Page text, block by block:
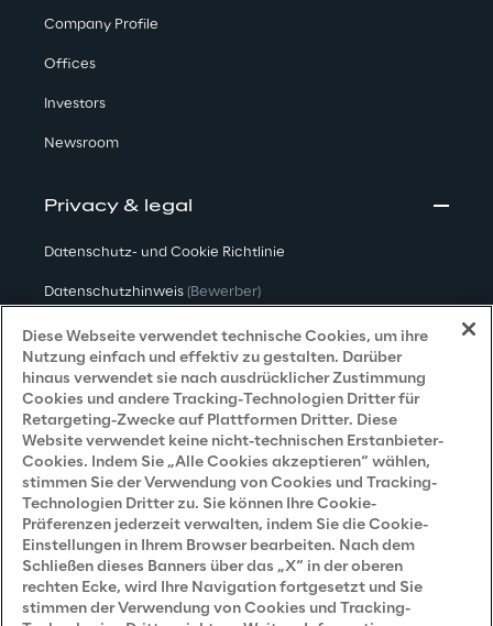
Company Profile
Offices
Investors
Newsroom
Privacy & legal
Datenschutz- und Cookie Richtlinie
Datenschutzhinweis (Bewerber)
Datenschutzhinweis(Kunden)
Datenschutzhinweis (Dienstleister)
Datenschutzhinweis (Marketing)
Grundsatzerklärung - LKSG(Deutschland)
Accessibility Statement
Careers
Diese Webseite verwendet technische Cookies, um ihre
Nutzung einfach und effektiv zu gestalten. Darüber
hinaus verwendet sie nach ausdrücklicher Zustimmung
Cookies und andere Tracking-Technologien Dritter für
Retargeting-Zwecke auf Plattformen Dritter. Diese
Website verwendet keine nicht-technischen Erstanbieter-
Cookies. Indem Sie „Alle Cookies akzeptieren“ wählen,
stimmen Sie der Verwendung von Cookies und Tracking-
Technologien Dritter zu. Sie können Ihre Cookie-
Präferenzen jederzeit verwalten, indem Sie die Cookie-
Einstellungen in Ihrem Browser bearbeiten. Nach dem
Schließen dieses Banners über das „X“ in der oberen
rechten Ecke, wird Ihre Navigation fortgesetzt und Sie
stimmen der Verwendung von Cookies und Tracking-